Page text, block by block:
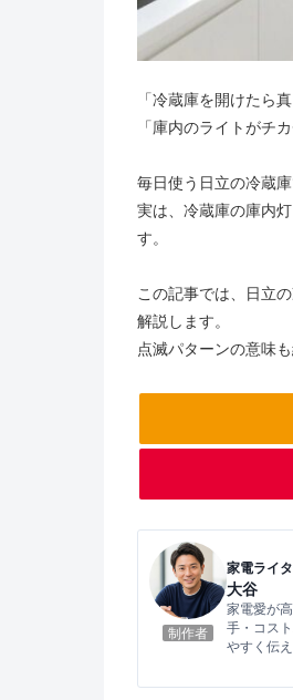
「冷蔵庫を開けたら
「庫内のライトがチ
毎日使う日立の冷蔵
実は、冷蔵庫の庫内
す。
この記事では、日立
解説します。
点滅パターンの意味
制作者
家電ライ
大谷
家電愛が
手・コス
やすく伝